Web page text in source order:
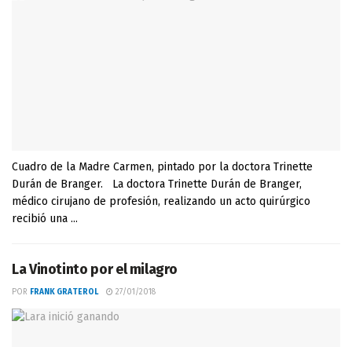
Cuadro de la Madre Carmen, pintado por la doctora Trinette
Durán de Branger. La doctora Trinette Durán de Branger,
médico cirujano de profesión, realizando un acto quirúrgico
recibió una ...
La Vinotinto por el milagro
POR FRANK GRATEROL 27/01/2018